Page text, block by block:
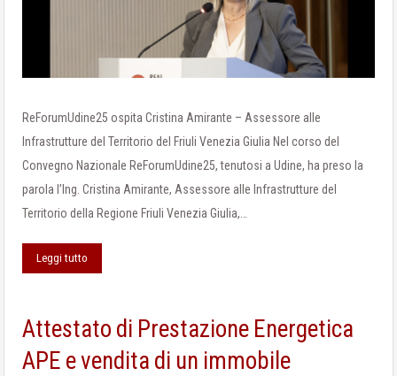
ReForumUdine25 ospita Cristina Amirante – Assessore alle
Infrastrutture del Territorio del Friuli Venezia Giulia Nel corso del
Convegno Nazionale ReForumUdine25, tenutosi a Udine, ha preso la
parola l’Ing. Cristina Amirante, Assessore alle Infrastrutture del
Territorio della Regione Friuli Venezia Giulia,…
Leggi tutto
Attestato di Prestazione Energetica
APE e vendita di un immobile